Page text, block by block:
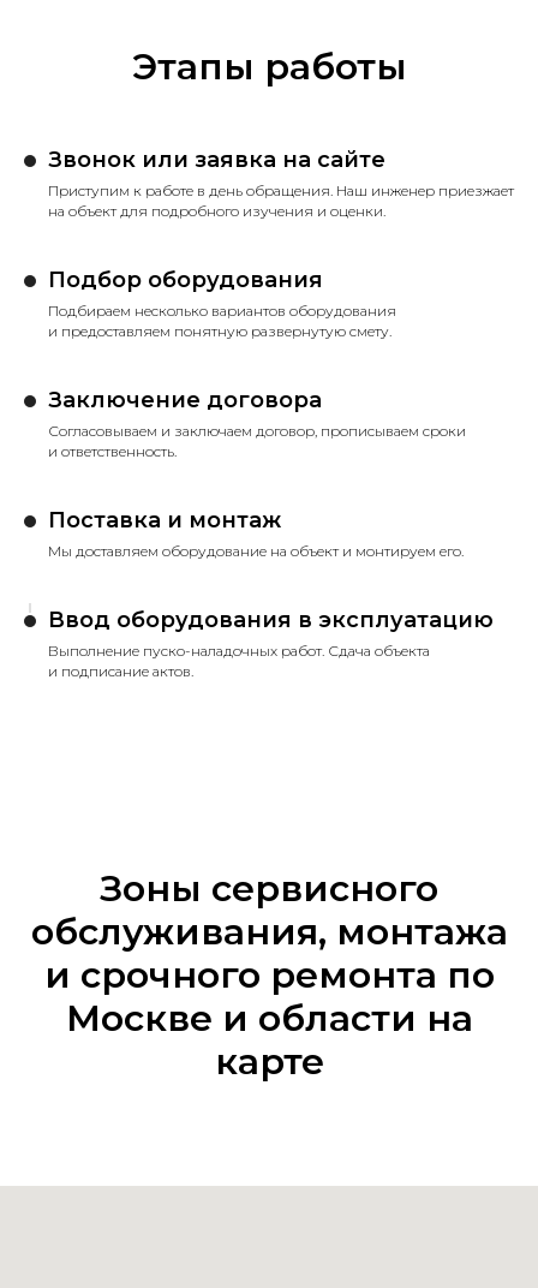
Этапы работы
Звонок или заявка на сайте
Приступим к работе в день обращения. Наш инженер приезжает
на объект для подробного изучения и оценки.
Подбор оборудования
Подбираем несколько вариантов оборудования
и предоставляем понятную развернутую смету.
Заключение договора
Согласовываем и заключаем договор, прописываем сроки
и ответственность.
Поставка и монтаж
Мы доставляем оборудование на объект и монтируем его.
Ввод оборудования в эксплуатацию
Выполнение пуско-наладочных работ. Сдача объекта
и подписание актов.
Зоны сервисного
обслуживания, монтажа
и срочного ремонта по
Москве и области на
карте